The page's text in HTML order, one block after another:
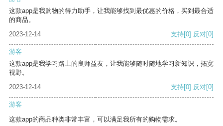
这款app是我购物的得力助手，让我能够找到最优惠的价格，买到最合适
的商品。
2023-12-14
支持[0] 反对[0]
游客
这款app是我学习路上的良师益友，让我能够随时随地学习新知识，拓宽
视野。
2023-12-14
支持[0] 反对[0]
游客
这款app的商品种类非常丰富，可以满足我所有的购物需求。